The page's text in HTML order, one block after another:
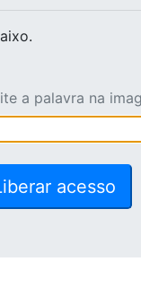
a palavra na